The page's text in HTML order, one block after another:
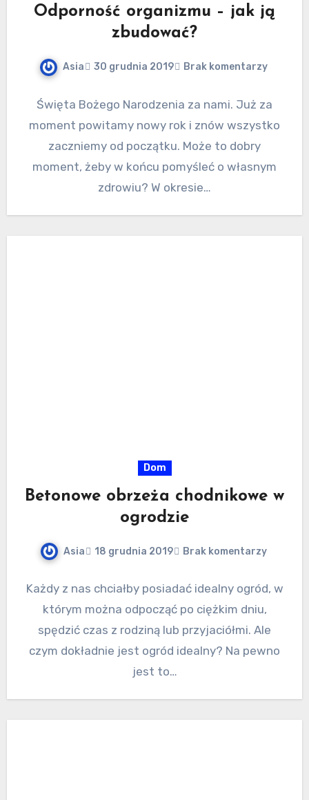
Odporność organizmu – jak ją
zbudować?
Asia 30 grudnia 2019 Brak komentarzy
Święta Bożego Narodzenia za nami. Już za
moment powitamy nowy rok i znów wszystko
zaczniemy od początku. Może to dobry
moment, żeby w końcu pomyśleć o własnym
zdrowiu? W okresie…
Dom
Betonowe obrzeża chodnikowe w
ogrodzie
Asia 18 grudnia 2019 Brak komentarzy
Każdy z nas chciałby posiadać idealny ogród, w
którym można odpocząć po ciężkim dniu,
spędzić czas z rodziną lub przyjaciółmi. Ale
czym dokładnie jest ogród idealny? Na pewno
jest to…